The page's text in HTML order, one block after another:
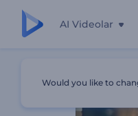
AI Videolar
Would you like to